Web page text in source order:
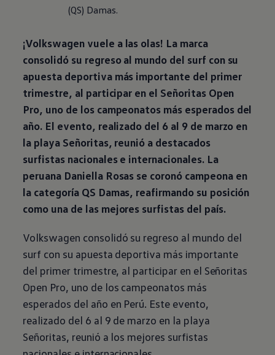
(QS) Damas.
¡Volkswagenvuele a las olas! La marca
consolidó su regreso al mundo del surf con su
apuesta deportiva más importante del primer
trimestre, al participar en el Señoritas Open
Pro, uno de los campeonatos más esperados del
año. El evento, realizado del 6 al 9 de marzo en
la playa Señoritas, reunió a destacados
surfistas nacionales e internacionales. La
peruana Daniella Rosas se coronó campeona en
la categoría QS Damas, reafirmando su posición
como una de las mejores surfistas del país.
Volkswagen consolidó su regreso al mundo del
surf con su apuesta deportiva más importante
del primer trimestre, al participar en el Señoritas
Open Pro, uno de los campeonatos más
esperados del año en Perú. Este evento,
realizado del 6 al 9 de marzo en la playa
Señoritas, reunió a los mejores surfistas